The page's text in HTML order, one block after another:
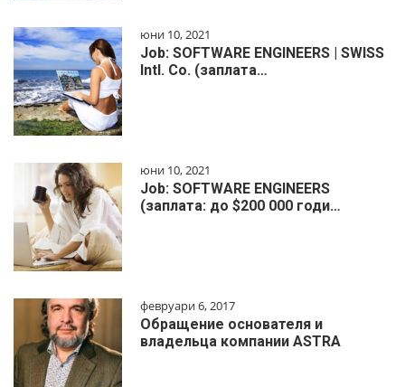
юни 10, 2021
Job: SOFTWARE ENGINEERS | SWISS
Intl. Co. (заплата…
юни 10, 2021
Job: SOFTWARE ENGINEERS
(заплата: до $200 000 годи…
февруари 6, 2017
Обращение основателя и
владельца компании ASTRA